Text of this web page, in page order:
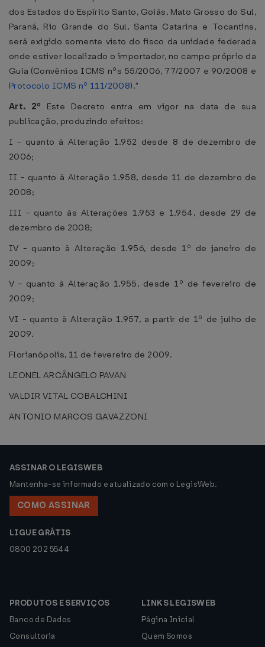
dos Estados do Espírito Santo, Goiás, Mato Grosso do Sul,
Paraná, Rio Grande do Sul, Santa Catarina e Tocantins,
será exigido somente visto do fisco da unidade federada
onde estiver localizado o importador, no campo próprio da
Guia (Convênios ICMS nºs 55/2006, 77/2007 e 90/2008 e
Protocolo ICMS nº 111/2008)."
Art. 2º Este Decreto entra em vigor na data de sua
publicação, produzindo efeitos:
I - quanto à Alteração 1.952 desde 8 de dezembro de
2006;
II - quanto à Alteração 1.958, desde 11 de dezembro de
2008;
III - quanto às Alterações 1.953 e 1.954, desde 29 de
dezembro de 2008;
IV - quanto à Alteração 1.956, desde 1º de janeiro de
2009;
V - quanto à Alteração 1.955, desde 1º de fevereiro de
2009;
VI - quanto à Alteração 1.957, a partir de 1º de julho de
2009.
Florianópolis, 11 de fevereiro de 2009.
LEONEL ARCÂNGELO PAVAN
VALDIR VITAL COBALCHINI
ANTONIO MARCOS GAVAZZONI
ASSINAR O LEGISWEB
Mantenha-se informado e atualizado com o LegisWeb.
COMO ASSINAR
LIGUE GRÁTIS
0800 202 5544
PRODUTOS E SERVIÇOS
Banco de Dados
Consultoria
LINKS LEGISWEB
Página Inicial
Quem Somos